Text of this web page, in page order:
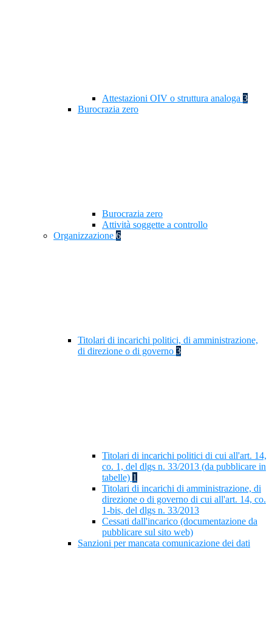
Attestazioni OIV o struttura analoga 3
Burocrazia zero
Burocrazia zero
Attività soggette a controllo
Organizzazione 6
Titolari di incarichi politici, di amministrazione,
di direzione o di governo 3
Titolari di incarichi politici di cui all'art. 14,
co. 1, del dlgs n. 33/2013 (da pubblicare in
tabelle) 1
Titolari di incarichi di amministrazione, di
direzione o di governo di cui all'art. 14, co.
1-bis, del dlgs n. 33/2013
Cessati dall'incarico (documentazione da
pubblicare sul sito web)
Sanzioni per mancata comunicazione dei dati